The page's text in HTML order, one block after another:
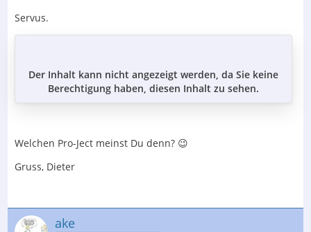
Servus.
Der Inhalt kann nicht angezeigt werden, da Sie keine
Berechtigung haben, diesen Inhalt zu sehen.
Welchen Pro-Ject meinst Du denn? 😉
Gruss, Dieter
ake